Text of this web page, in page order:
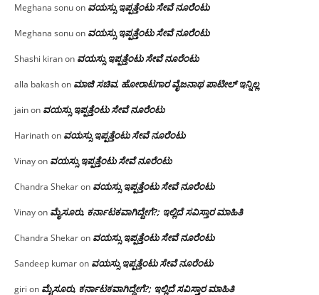
Meghana sonuon ವಯಸ್ಸು ಇಪ್ಪತ್ತೆಂಟು ಸೇವೆ ನೂರೆಂಟು
Meghana sonuon ವಯಸ್ಸು ಇಪ್ಪತ್ತೆಂಟು ಸೇವೆ ನೂರೆಂಟು
Shashi kiranon ವಯಸ್ಸು ಇಪ್ಪತ್ತೆಂಟು ಸೇವೆ ನೂರೆಂಟು
alla bakashon ಮಾಜಿ ಸಚಿವ, ಹೋರಾಟಗಾರ ವೈಜನಾಥ ಪಾಟೀಲ್ ಇನ್ನಿಲ್ಲ
jainon ವಯಸ್ಸು ಇಪ್ಪತ್ತೆಂಟು ಸೇವೆ ನೂರೆಂಟು
Harinathon ವಯಸ್ಸು ಇಪ್ಪತ್ತೆಂಟು ಸೇವೆ ನೂರೆಂಟು
Vinayon ವಯಸ್ಸು ಇಪ್ಪತ್ತೆಂಟು ಸೇವೆ ನೂರೆಂಟು
Chandra Shekaron ವಯಸ್ಸು ಇಪ್ಪತ್ತೆಂಟು ಸೇವೆ ನೂರೆಂಟು
Vinayon ಮೈಸೂರು, ಕರ್ನಾಟಕವಾಗಿದ್ದೇಗೆ?; ಇಲ್ಲಿದೆ ಸವಿಸ್ತಾರ ಮಾಹಿತಿ
Chandra Shekaron ವಯಸ್ಸು ಇಪ್ಪತ್ತೆಂಟು ಸೇವೆ ನೂರೆಂಟು
Sandeep kumaron ವಯಸ್ಸು ಇಪ್ಪತ್ತೆಂಟು ಸೇವೆ ನೂರೆಂಟು
giri on ಮೈಸೂರು, ಕರ್ನಾಟಕವಾಗಿದ್ದೇಗೆ?; ಇಲ್ಲಿದೆ ಸವಿಸ್ತಾರ ಮಾಹಿತಿ